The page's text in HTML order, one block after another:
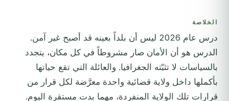
الخلاصة
درس عام 2026 ليس أن بلداً بعينه قد أصبح غير آمن.
الدرس هو أن الأمان صار مشروطاً في كل مكان، يتجدد
بالسياسات لا تثبّته الجغرافيا. والعائلة التي تقع حياتها
بأكملها داخل ولاية قضائية واحدة معرَّضة لكل قرار من
قرارات تلك الولاية المنفردة، مهما بدت مستقرة اليوم.